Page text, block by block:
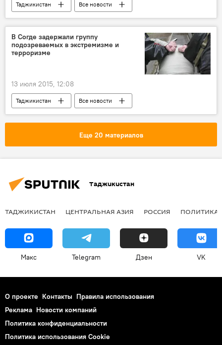
Агентство по борьбе с коррупцией Таджикистана
Политика
Таджикистан
Все новости
Политика
Индия
Нарендра Моди
реконструкция
Эмомали Рахмон
Экономика
Промышленность
В Согде задержали группу
подозреваемых в экстремизме и
терроризме
13 июля 2015, 12:08
Таджикистан
Все новости
Джабборрасуловский район
экстремизм
Новости Худжанда и Согдийской области
Происшествия, ЧП, криминал
ОДКБ
Еще 20 материалов
Таджикистан
ТАДЖИКИСТАН ЦЕНТРАЛЬНАЯ АЗИЯ РОССИЯ ПОЛИТИКА
Макс Telegram Дзен VK
О проекте Контакты Правила использования
Реклама Новости компаний
Политика конфиденциальности
Политика использования Cookie